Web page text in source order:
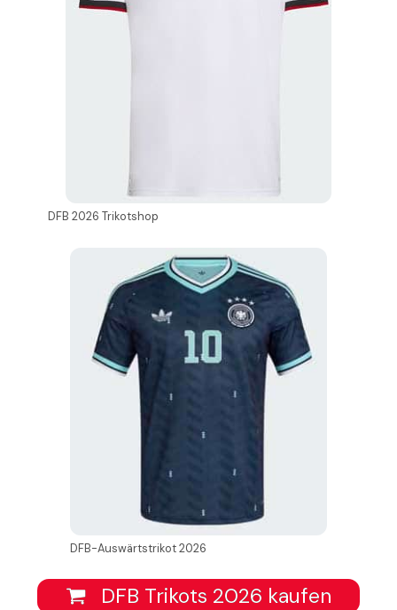
DFB 2026 Trikotshop
DFB-Auswärtstrikot 2026
DFB Trikots 2026 kaufen